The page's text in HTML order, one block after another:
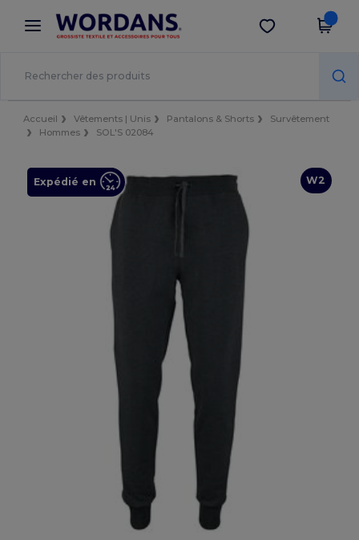
× Appli Wordans
Meilleurs prix sur l’app !
Obtenir l'appli
Accueil Vêtements | Unis Pantalons & Shorts
Survêtement
Hommes
SOL'S 02084
W2
Expédié en